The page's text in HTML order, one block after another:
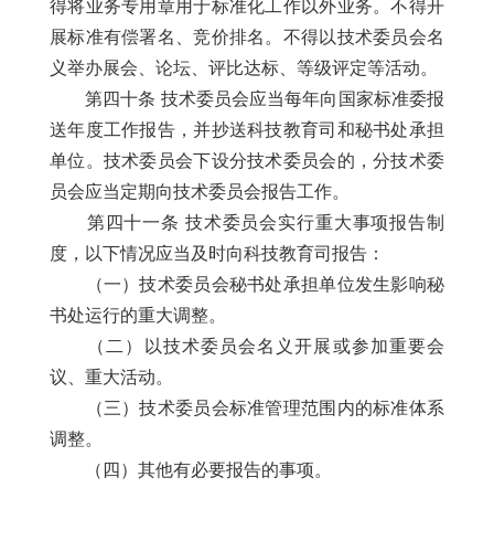
得将业务专用章用于标准化工作以外业务。不得开
展标准有偿署名、竞价排名。不得以技术委员会名
义举办展会、论坛、评比达标、等级评定等活动。
第四十条 技术委员会应当每年向国家标准委报
送年度工作报告，并抄送科技教育司和秘书处承担
单位。技术委员会下设分技术委员会的，分技术委
员会应当定期向技术委员会报告工作。
第四十一条 技术委员会实行重大事项报告制
度，以下情况应当及时向科技教育司报告：
（一）技术委员会秘书处承担单位发生影响秘
书处运行的重大调整。
（二）以技术委员会名义开展或参加重要会
议、重大活动。
（三）技术委员会标准管理范围内的标准体系
调整。
（四）其他有必要报告的事项。